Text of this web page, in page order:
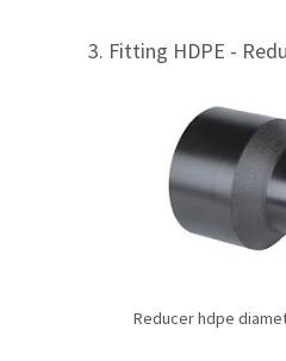
3. Fitting HDPE -
Reducer hdpe